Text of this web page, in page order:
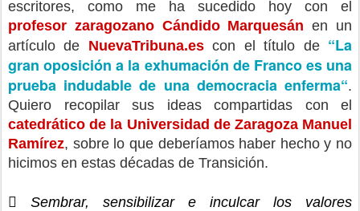
profesor zaragozano Cándido Marquesán en un
artículo de NuevaTribuna.es con el título de “La
gran oposición a la exhumación de Franco es una
prueba indudable de una democracia enferma“.
catedrático de la Universidad de Zaragoza Manuel
Ramírez, sobre lo que deberíamos haber hecho y no
hicimos en estas décadas de Transición.
 Sembrar, sensibilizar e inculcar los valores